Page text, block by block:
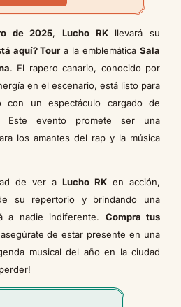
de 2025, Lucho RKllevará su
aquí? Tour a la emblemáticaSala
. El rapero canario, conocido por
en el escenario, está listo para
con un espectáculo cargado de
Este evento promete ser una
los amantes del rap y la música
de ver a Lucho RK en acción,
su repertorio y brindando una
a nadie indiferente. Compra tus
de estar presente en una
musical del año en la ciudad